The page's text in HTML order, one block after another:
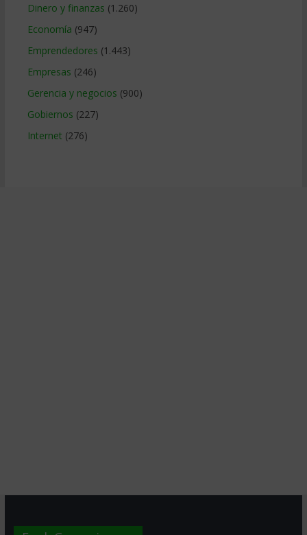
Dinero y finanzas (1.260)
Economía (947)
Emprendedores (1.443)
Empresas (246)
Gerencia y negocios (900)
Gobiernos (227)
Internet (276)